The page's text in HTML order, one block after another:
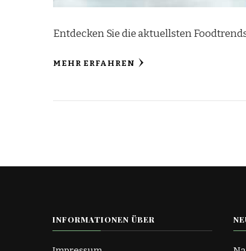
Entdecken Sie die aktuellsten
MEHR ERFAHREN
INFORMATIONEN ÜBER